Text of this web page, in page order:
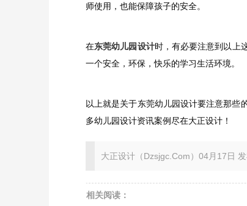
师使用，也能保障孩子的安全。
在东莞幼儿园设计时，有必要注意到以上
一个安全，环保，快乐的学习生活环境。
以上就是关于东莞幼儿园设计要注意那些
多幼儿园设计资讯案例尽在大正设计！
大正设计（Dzsjgc.Com）04月17日
相关阅读：